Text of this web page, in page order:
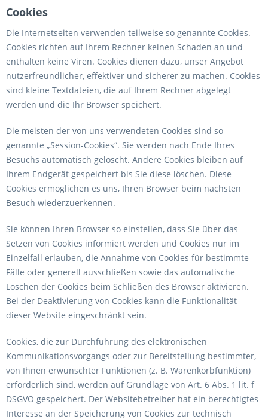
Cookies
Die Internetseiten verwenden teilweise so genannte Cookies.
Cookies richten auf Ihrem Rechner keinen Schaden an und
enthalten keine Viren. Cookies dienen dazu, unser Angebot
nutzerfreundlicher, effektiver und sicherer zu machen. Cookies
sind kleine Textdateien, die auf Ihrem Rechner abgelegt
werden und die Ihr Browser speichert.
Die meisten der von uns verwendeten Cookies sind so
genannte „Session-Cookies“. Sie werden nach Ende Ihres
Besuchs automatisch gelöscht. Andere Cookies bleiben auf
Ihrem Endgerät gespeichert bis Sie diese löschen. Diese
Cookies ermöglichen es uns, Ihren Browser beim nächsten
Besuch wiederzuerkennen.
Sie können Ihren Browser so einstellen, dass Sie über das
Setzen von Cookies informiert werden und Cookies nur im
Einzelfall erlauben, die Annahme von Cookies für bestimmte
Fälle oder generell ausschließen sowie das automatische
Löschen der Cookies beim Schließen des Browser aktivieren.
Bei der Deaktivierung von Cookies kann die Funktionalität
dieser Website eingeschränkt sein.
Cookies, die zur Durchführung des elektronischen
Kommunikationsvorgangs oder zur Bereitstellung bestimmter,
von Ihnen erwünschter Funktionen (z. B. Warenkorbfunktion)
erforderlich sind, werden auf Grundlage von Art. 6 Abs. 1 lit. f
DSGVO gespeichert. Der Websitebetreiber hat ein berechtigtes
Interesse an der Speicherung von Cookies zur technisch